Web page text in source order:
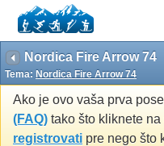
Nordica Fire Arrow 74
Tema: Nordica Fire Arrow 74
Ako je ovo vaša prva
(FAQ) tako što kliknete
registrovati pre nego što